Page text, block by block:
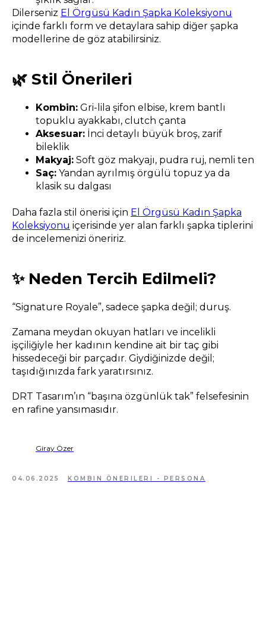
Dilerseniz El Örgüsü Kadın Şapka Koleksiyonu
içinde farklı form ve detaylara sahip diğer şapka
modellerine de göz atabilirsiniz.
🌿 Stil Önerileri
Kombin: Gri-lila şifon elbise, krem bantlı
topuklu ayakkabı, clutch çanta
Aksesuar: İnci detaylı büyük broş, zarif
bileklik
Makyaj: Soft göz makyajı, pudra ruj, nemli ten
Saç: Yandan ayrılmış örgülü topuz ya da
klasik su dalgası
Daha fazla stil önerisi için El Örgüsü Kadın Şapka
Koleksiyonu içerisinde yer alan farklı şapka tiplerini
de incelemenizi öneririz.
✨ Neden Tercih Edilmeli?
“Signature Royale”, sadece şapka değil; duruş.
Zamana meydan okuyan hatları ve incelikli
işçiliğiyle her kadının kendine ait bir taç gibi
hissedeceği bir parçadır. Giydiğinizde değil;
taşıdığınızda fark yaratırsınız.
DRT Tasarım’ın “başına özgünlük tak” felsefesinin
en rafine yansımasıdır.
Giray Özer
04.06.2025 KOMBIN ÖNERILERI - PERSONA